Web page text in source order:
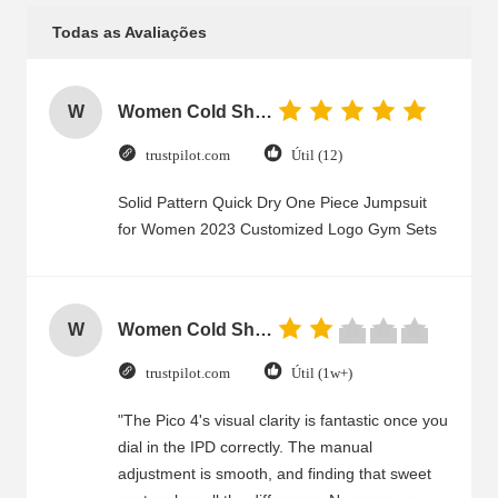
Todas as Avaliações
W Women Cold Shoulder V Neck Rayon Blouse
trustpilot.com Útil (12)
Solid Pattern Quick Dry One Piece Jumpsuit
for Women 2023 Customized Logo Gym Sets
W Women Cold Shoulder V Neck Rayon Blouse
trustpilot.com Útil (1w+)
"The Pico 4's visual clarity is fantastic once you
dial in the IPD correctly. The manual
adjustment is smooth, and finding that sweet